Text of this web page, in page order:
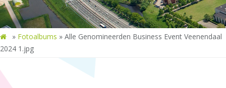
» Fotoalbums » Alle Genomineerden Business Event Veenendaal
2024 1.jpg